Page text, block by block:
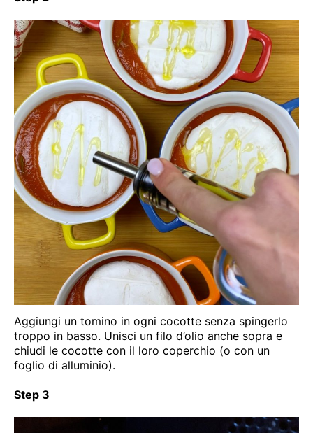
Aggiungi un tomino in ogni cocotte senza spingerlo
troppo in basso. Unisci un filo d’olio anche sopra e
chiudi le cocotte con il loro coperchio (o con un
foglio di alluminio).
Step 3